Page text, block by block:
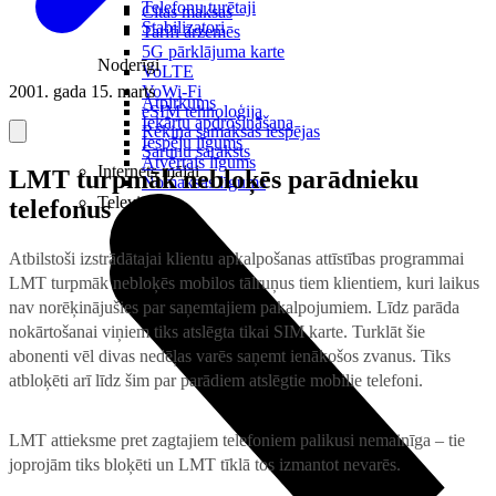
Citas maksas
Tarifi ārzemēs
5G pārklājuma karte
VoLTE
VoWi-Fi
eSIM tehnoloģija
Rēķina samaksas iespējas
Sarunu saraksts
Internets mājai
Telefonu turētaji
Stabilizatori
Noderīgi
Atpirkums
Iekārtu apdrošināšana
Iespēju līgums
Atvērtais līgums
Nomaksas līgums
Televizori
2001. gada 15. marts
LMT turpmāk nebloķēs parādnieku
telefonus
Atbilstoši izstrādātajai klientu apkalpošanas attīstības programmai
LMT turpmāk nebloķēs mobilos tālruņus tiem klientiem, kuri laikus
nav norēķinājušies par saņemtajiem pakalpojumiem. Līdz parāda
nokārtošanai viņiem tiks atslēgta tikai SIM karte. Turklāt šie
abonenti vēl divas nedēļas varēs saņemt ienākošos zvanus. Tiks
atbloķēti arī līdz šim par parādiem atslēgtie mobilie telefoni.
LMT attieksme pret zagtajiem telefoniem palikusi nemainīga – tie
joprojām tiks bloķēti un LMT tīklā tos izmantot nevarēs.